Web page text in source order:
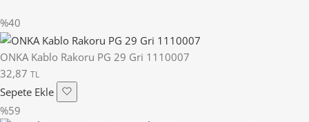
%40
ONKA Kablo Rakoru PG 29 Gri 1110007
32,87 TL
Sepete Ekle
%59